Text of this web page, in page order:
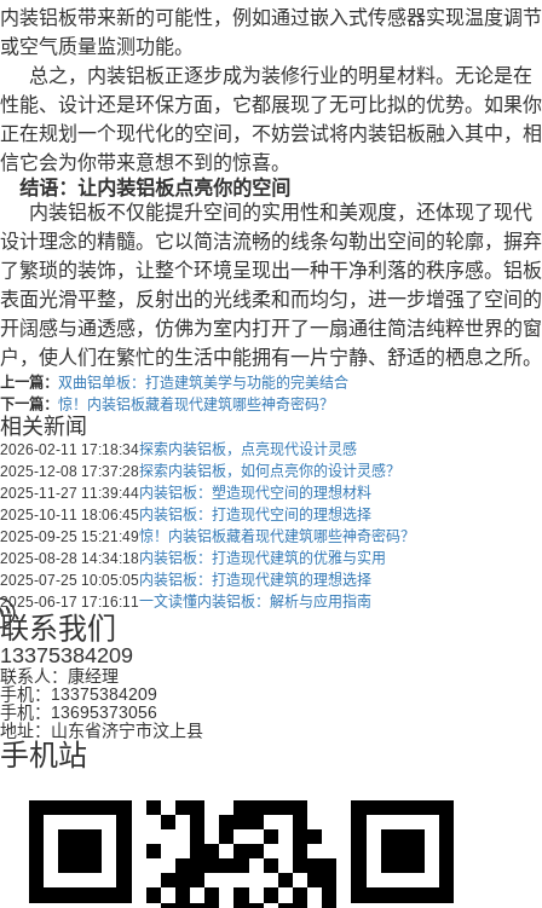
内装铝板带来新的可能性，例如通过嵌入式传感器实现温度调节
或空气质量监测功能。
总之，内装铝板正逐步成为装修行业的明星材料。无论是在
性能、设计还是环保方面，它都展现了无可比拟的优势。如果你
正在规划一个现代化的空间，不妨尝试将内装铝板融入其中，相
信它会为你带来意想不到的惊喜。
结语：让内装铝板点亮你的空间
内装铝板不仅能提升空间的实用性和美观度，还体现了现代
设计理念的精髓。它以简洁流畅的线条勾勒出空间的轮廓，摒弃
了繁琐的装饰，让整个环境呈现出一种干净利落的秩序感。铝板
表面光滑平整，反射出的光线柔和而均匀，进一步增强了空间的
开阔感与通透感，仿佛为室内打开了一扇通往简洁纯粹世界的窗
户，使人们在繁忙的生活中能拥有一片宁静、舒适的栖息之所。
上一篇： 双曲铝单板：打造建筑美学与功能的完美结合
下一篇： 惊！内装铝板藏着现代建筑哪些神奇密码？
相关新闻
2026-02-11 17:18:34探索内装铝板，点亮现代设计灵感
2025-12-08 17:37:28探索内装铝板，如何点亮你的设计灵感？
2025-11-27 11:39:44内装铝板：塑造现代空间的理想材料
2025-10-11 18:06:45 内装铝板：打造现代空间的理想选择
2025-09-25 15:21:49惊！内装铝板藏着现代建筑哪些神奇密码？
2025-08-28 14:34:18内装铝板：打造现代建筑的优雅与实用
2025-07-25 10:05:05 内装铝板：打造现代建筑的理想选择
2025-06-17 17:16:11一文读懂内装铝板：解析与应用指南
联系我们
13375384209
联系人：康经理
手机：13375384209
手机：13695373056
地址：山东省济宁市汶上县
手机站